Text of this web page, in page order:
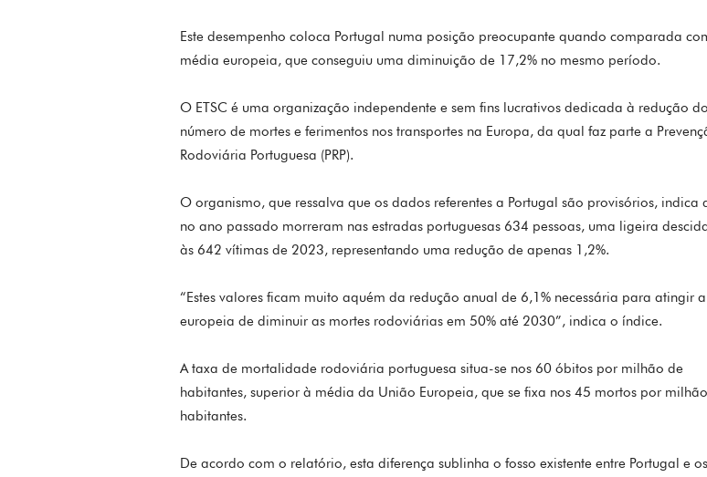
Este desempenho coloca Portugal numa posição preocupante quando comparada
média europeia, que conseguiu uma diminuição de 17,2% no mesmo período.
O ETSC é uma organização independente e sem fins lucrativos dedicada à redução do
número de mortes e ferimentos nos transportes na Europa, da qual faz parte a
Rodoviária Portuguesa (PRP).
O organismo, que ressalva que os dados referentes a Portugal são provisórios, indica
no ano passado morreram nas estradas portuguesas 634 pessoas, uma ligeira
às 642 vítimas de 2023, representando uma redução de apenas 1,2%.
“Estes valores ficam muito aquém da redução anual de 6,1% necessária para atingir
europeia de diminuir as mortes rodoviárias em 50% até 2030”, indica o índice.
A taxa de mortalidade rodoviária portuguesa situa-se nos 60 óbitos por milhão de
habitantes, superior à média da União Europeia, que se fixa nos 45 mortos por
habitantes.
De acordo com o relatório, esta diferença sublinha o fosso existente entre Portugal e os